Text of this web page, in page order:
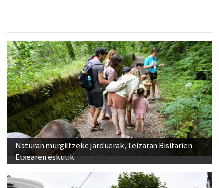
Naturan murgiltzeko jarduerak, Leizaran Bisitarien
Etxearen eskutik